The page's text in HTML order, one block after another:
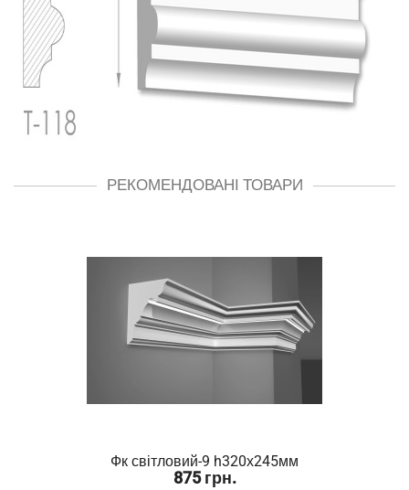
РЕКОМЕНДОВАНІ ТОВАРИ
Фк світловий-9 h320х245мм
875 грн.